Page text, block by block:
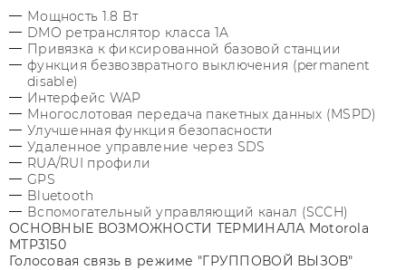
Мощность 1.8 Вт
DMO ретранслятор класса 1A
Привязка к фиксированной базовой станции
функция безвозвратного выключения (permanent
disable)
Интерфейс WAP
Многослотовая передача пакетных данных (MSPD)
Улучшенная функция безопасности
Удаленное управление через SDS
RUA/RUI профили
GPS
Bluetooth
Вспомогательный управляющий канал (SCCH)
ОСНОВНЫЕ ВОЗМОЖНОСТИ ТЕРМИНАЛА Motorola
MTP3150
Голосовая связь в режиме "ГРУППОВОЙ ВЫЗОВ"